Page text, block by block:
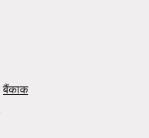
बैंकाक